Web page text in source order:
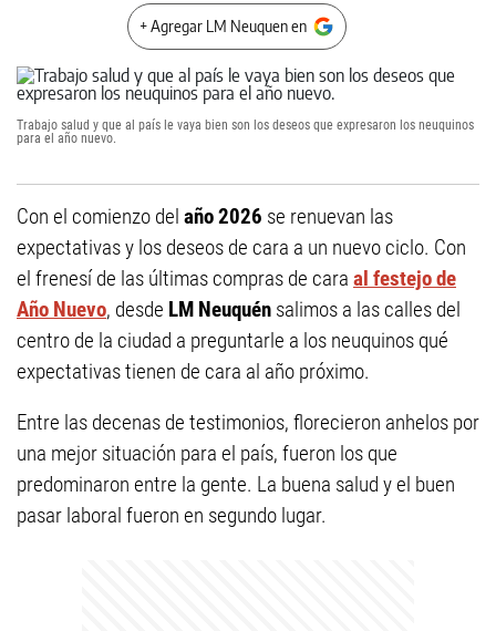
+ Agregar LM Neuquen en
Trabajo salud y que al país le vaya bien son los deseos que expresaron los neuquinos
para el año nuevo.
Con el comienzo del año 2026 se renuevan las
expectativas y los deseos de cara a un nuevo ciclo. Con
el frenesí de las últimas compras de cara al festejo de
Año Nuevo, desde LM Neuquén salimos a las calles del
centro de la ciudad a preguntarle a los neuquinos qué
expectativas tienen de cara al año próximo.
Entre las decenas de testimonios, florecieron anhelos por
una mejor situación para el país, fueron los que
predominaron entre la gente. La buena salud y el buen
pasar laboral fueron en segundo lugar.